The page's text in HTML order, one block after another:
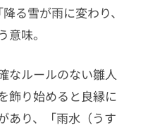
る雪が雨に変わり、
味。
なルールのない雛人
飾り始めると良縁に
あり、「雨水（うす